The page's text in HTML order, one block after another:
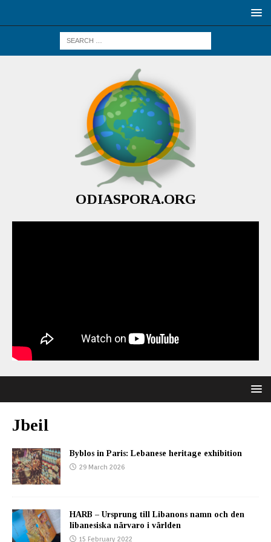
ODIASPORA.ORG
Jbeil
Byblos in Paris: Lebanese heritage exhibition
29 March 2026
HARB – Ursprung till Libanons namn och den
libanesiska närvaro i världen
15 February 2022